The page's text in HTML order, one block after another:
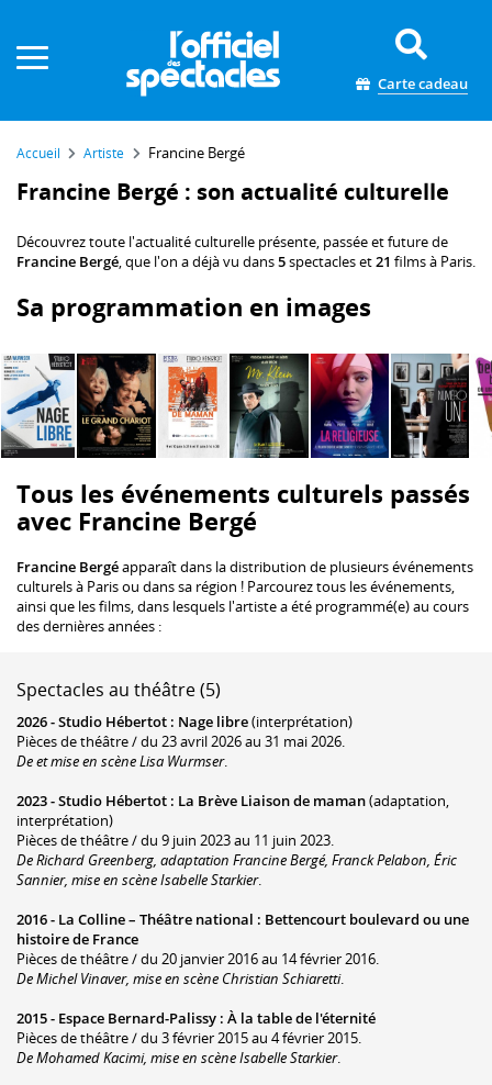
Carte cadeau
Accueil Artiste Francine Bergé
Francine Bergé : son actualité culturelle
Découvrez toute l'actualité culturelle présente, passée et future de
Francine Bergé, que l'on a déjà vu dans5spectacles et21 films à Paris.
Sa programmation en images
Tous les événements culturels passés
avec Francine Bergé
Francine Bergéapparaît dans la distribution de plusieurs événements
culturels à Paris ou dans sa région ! Parcourez tous les événements,
ainsi que les films, dans lesquels l'artiste a été programmé(e) au cours
des dernières années :
Spectacles au théâtre (5)
2026 -Studio Hébertot : Nage libre(interprétation)
Pièces de théâtre / du 23 avril 2026 au 31 mai 2026.
De et mise en scène Lisa Wurmser.
2023 -Studio Hébertot : La Brève Liaison de maman(adaptation,
interprétation)
Pièces de théâtre / du 9 juin 2023 au 11 juin 2023.
De Richard Greenberg, adaptation Francine Bergé, Franck Pelabon, Éric
Sannier, mise en scène Isabelle Starkier.
2016 - La Colline – Théâtre national : Bettencourt boulevard ou une
histoire de France
Pièces de théâtre / du 20 janvier 2016 au 14 février 2016.
De Michel Vinaver, mise en scène Christian Schiaretti.
2015 - Espace Bernard-Palissy : À la table de l'éternité
Pièces de théâtre / du 3 février 2015 au 4 février 2015.
De Mohamed Kacimi, mise en scène Isabelle Starkier.